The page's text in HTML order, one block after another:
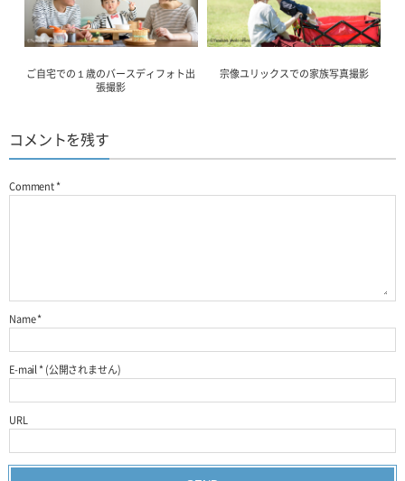
ご自宅での１歳のバースディフォト出
張撮影
宗像ユリックスでの家族写真撮影
コメントを残す
Comment*
Name*
E-mail*(公開されません)
URL